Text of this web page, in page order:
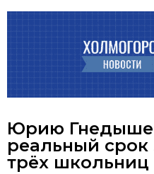
Юрию
реальный
трёх школьниц